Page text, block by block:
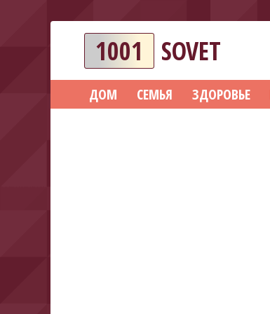
1001 SOVET
ДОМ СЕМЬЯ ЗДОРОВЬЕ